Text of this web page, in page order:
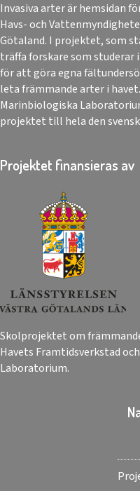
Invasiva arter är hemsidan
Havs- och
Götaland. I projektet, som
träffa forskare som studerar
för att göra egna
leta främmande arter i
Marinbiologiska
projektet till hela den
Projektet finansieras av
Skolprojektet om
Havets Framtidsverkstad
Laboratorium.